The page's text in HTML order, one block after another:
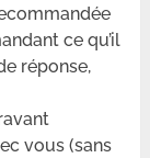
ce qu’il
réponse,
vous (sans